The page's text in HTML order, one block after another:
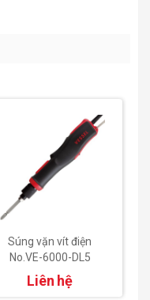
Súng vặn vít điện
No.VE-6000-DL5
Liên hệ